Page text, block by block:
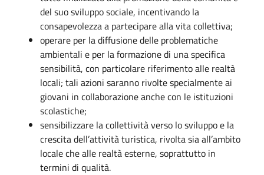
del suo sviluppo sociale, incentivando la
consapevolezza a partecipare alla vita collettiva;
operare per la diffusione delle problematiche
ambientali e per la formazione di una specifica
sensibilità, con particolare riferimento alle realtà
locali; tali azioni saranno rivolte specialmente ai
giovani in collaborazione anche con le istituzioni
scolastiche;
sensibilizzare la collettività verso lo sviluppo e la
crescita dell’attività turistica, rivolta sia all’ambito
locale che alle realtà esterne, soprattutto in
termini di qualità.